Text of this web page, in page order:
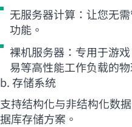
无服务器计算：让您无
功能。
裸机服务器：专用于游
易等高性能工作负载的物
b. 存储系统
支持结构化与非结构化数
据库存储方案。